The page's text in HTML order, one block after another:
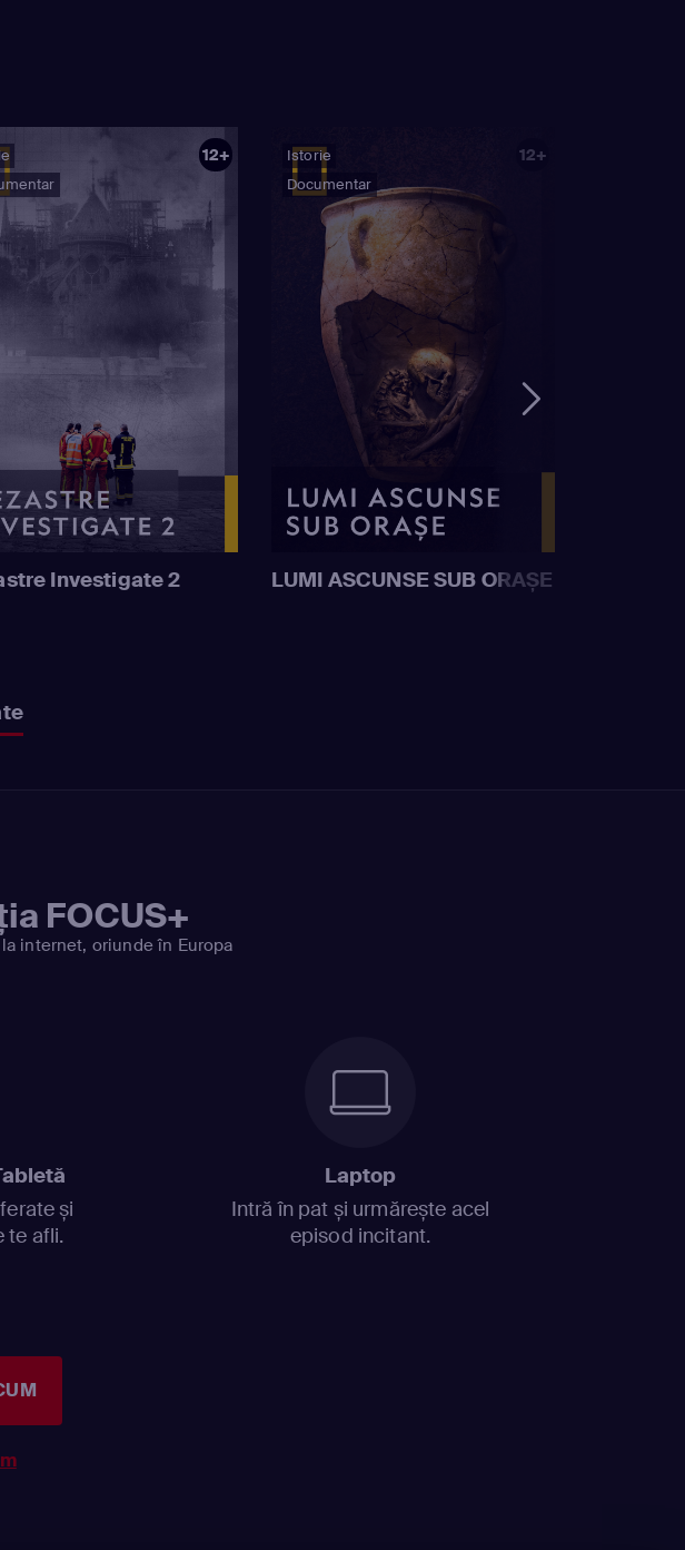
12+
Investigate 2
Istorie
Documentar
12+
LUMI ASCUNSE SUB ORAȘE
FOCUS+
internet, oriunde în Europa
și
te afli.
Laptop
Intră în pat și urmărește acel
episod incitant.